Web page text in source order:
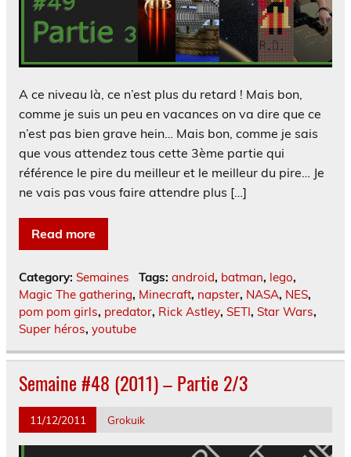
A ce niveau là, ce n’est plus du retard ! Mais bon,
comme je suis un peu en vacances on va dire que ce
n’est pas bien grave hein… Mais bon, comme je sais
que vous attendez tous cette 3ème partie qui
référence le pire du meilleur et le meilleur du pire… Je
ne vais pas vous faire attendre plus […]
Read more
Category: Semaines Tags: android, batman, lego,
Magic The gathering, Minecraft, napster, NASA, NES,
pom pom girls, predator, Rick Astley, SETI, Star Wars,
Super héros, youtube
Semaine #48 (2011) – Partie 2/3
11/12/2011 Grokuik